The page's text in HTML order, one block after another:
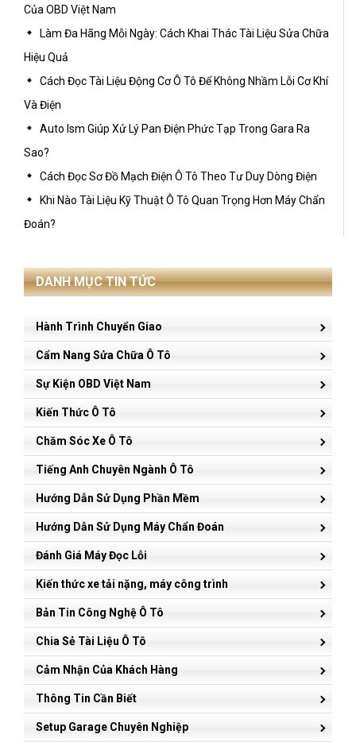
Của OBD Việt Nam
Làm Đa Hãng Mỗi Ngày: Cách Khai Thác Tài Liệu Sửa Chữa
Hiệu Quả
Cách Đọc Tài Liệu Động Cơ Ô Tô Để Không Nhầm Lỗi Cơ Khí
Và Điện
Auto Ism Giúp Xử Lý Pan Điện Phức Tạp Trong Gara Ra
Sao?
Cách Đọc Sơ Đồ Mạch Điện Ô Tô Theo Tư Duy Dòng Điện
Khi Nào Tài Liệu Kỹ Thuật Ô Tô Quan Trọng Hơn Máy Chẩn
Đoán?
DANH MỤC TIN TỨC
Hành Trình Chuyển Giao
Cẩm Nang Sửa Chữa Ô Tô
Sự Kiện OBD Việt Nam
Kiến Thức Ô Tô
Chăm Sóc Xe Ô Tô
Tiếng Anh Chuyên Ngành Ô Tô
Hướng Dẫn Sử Dụng Phần Mềm
Hướng Dẫn Sử Dụng Máy Chẩn Đoán
Đánh Giá Máy Đọc Lỗi
Kiến thức xe tải nặng, máy công trình
Bản Tin Công Nghệ Ô Tô
Chia Sẻ Tài Liệu Ô Tô
Cảm Nhận Của Khách Hàng
Thông Tin Cần Biết
Setup Garage Chuyên Nghiệp